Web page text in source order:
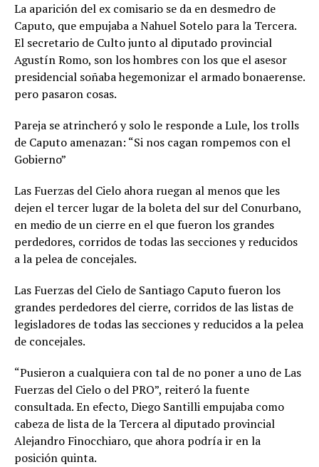
La aparición del ex comisario se da en desmedro de
Caputo, que empujaba a Nahuel Sotelo para la Tercera.
El secretario de Culto junto al diputado provincial
Agustín Romo, son los hombres con los que el asesor
presidencial soñaba hegemonizar el armado bonaerense.
pero pasaron cosas.
Pareja se atrincheró y solo le responde a Lule, los trolls
de Caputo amenazan: “Si nos cagan rompemos con el
Gobierno”
Las Fuerzas del Cielo ahora ruegan al menos que les
dejen el tercer lugar de la boleta del sur del Conurbano,
en medio de un cierre en el que fueron los grandes
perdedores, corridos de todas las secciones y reducidos
a la pelea de concejales.
Las Fuerzas del Cielo de Santiago Caputo fueron los
grandes perdedores del cierre, corridos de las listas de
legisladores de todas las secciones y reducidos a la pelea
de concejales.
“Pusieron a cualquiera con tal de no poner a uno de Las
Fuerzas del Cielo o del PRO”, reiteró la fuente
consultada. En efecto, Diego Santilli empujaba como
cabeza de lista de la Tercera al diputado provincial
Alejandro Finocchiaro, que ahora podría ir en la
posición quinta.